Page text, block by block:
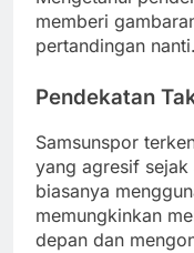
memberi
pertandingan nanti.
Pendekatan
Samsunspor
yang agresif
biasanya
memungkinkan
depan dan